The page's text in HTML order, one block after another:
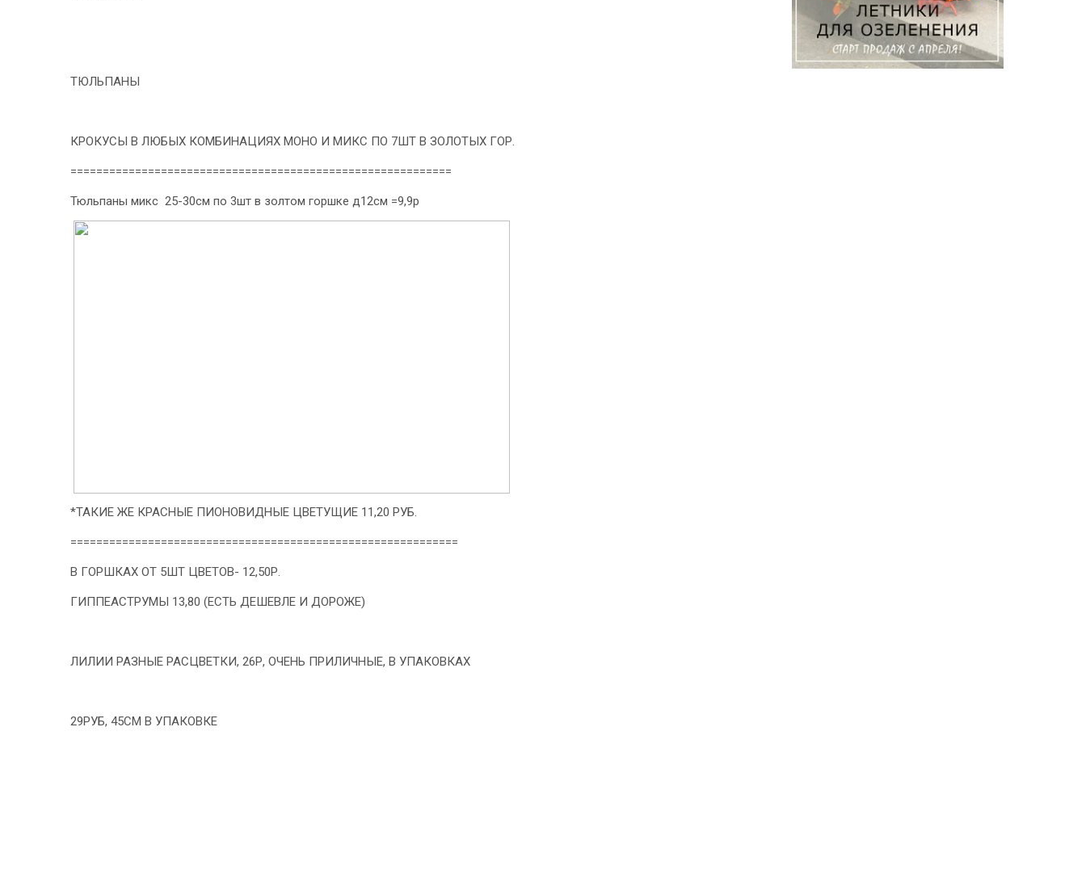
ТЮЛЬПАНЫ
КРОКУСЫ В ЛЮБЫХ КОМБИНАЦИЯХ МОНО И МИКС ПО 7ШТ В ЗОЛОТЫХ ГОР.
===========================================================
Тюльпаны микс 25-30см по 3шт в золтом горшке д12см =9,9р
*ТАКИЕ ЖЕ КРАСНЫЕ ПИОНОВИДНЫЕ ЦВЕТУЩИЕ 11,20 РУБ.
============================================================
В ГОРШКАХ ОТ 5ШТ ЦВЕТОВ- 12,50Р.
ГИППЕАСТРУМЫ 13,80 (ЕСТЬ ДЕШЕВЛЕ И ДОРОЖЕ)
ЛИЛИИ РАЗНЫЕ РАСЦВЕТКИ, 26Р, ОЧЕНЬ ПРИЛИЧНЫЕ, В УПАКОВКАХ
29РУБ, 45СМ В УПАКОВКЕ